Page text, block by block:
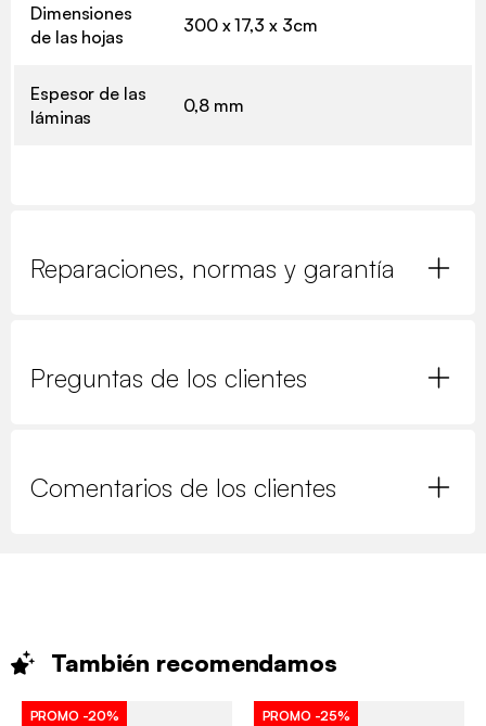
Dimensiones
de las hojas
300 x 17,3 x 3cm
Espesor de las
láminas
0,8 mm
Reparaciones, normas y garantía
Preguntas de los clientes
Comentarios de los clientes
También recomendamos
PROMO -20% PROMO -25%